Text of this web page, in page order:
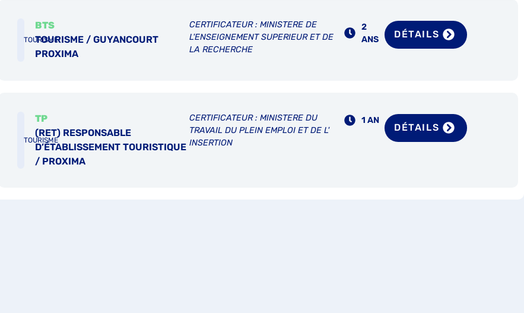
TOURISME
BTS
TOURISME / GUYANCOURT
PROXIMA
CERTIFICATEUR : MINISTERE DE
L'ENSEIGNEMENT SUPERIEUR ET DE
LA RECHERCHE
2
ANS
DÉTAILS
TOURISME
TP
(RET) RESPONSABLE
D’ÉTABLISSEMENT TOURISTIQUE
/ PROXIMA
CERTIFICATEUR : MINISTERE DU
TRAVAIL DU PLEIN EMPLOI ET DE L'
INSERTION
1 AN
DÉTAILS